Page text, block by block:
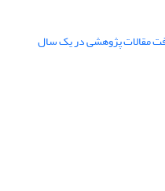
مقالات پژوهشی در یک سال